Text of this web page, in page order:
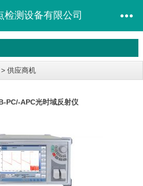
检测设备有限公司
> 供应商机
PC/-APC光时域反射仪​